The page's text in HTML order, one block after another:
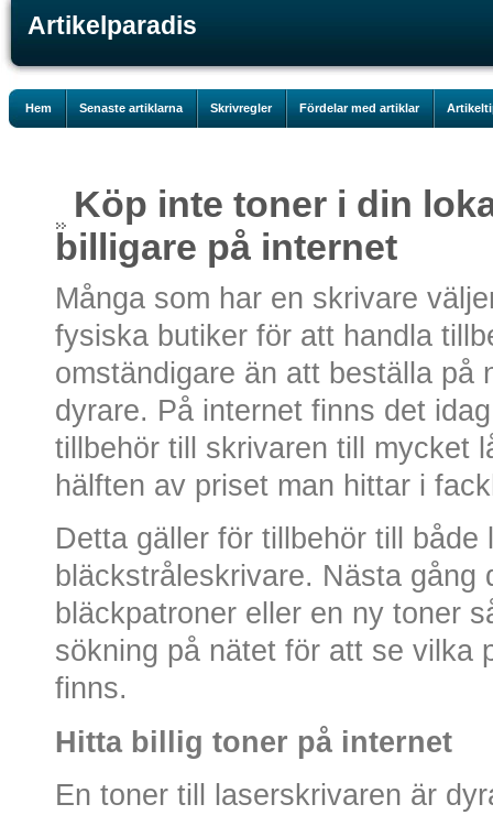
Artikelparadis
Hem Senaste artiklarna Skrivregler Fördelar med artiklar
Köp inte toner i din
billigare på internet
Många som har en skrivare
fysiska butiker för att handla
omständigare än att beställa på
dyrare. På internet finns det
tillbehör till skrivaren till mycket
hälften av priset man hittar i
Detta gäller för tillbehör till både
bläckstråleskrivare. Nästa gång
bläckpatroner eller en ny toner
sökning på nätet för att se vilka
finns.
Hitta billig toner på internet
En toner till laserskrivaren är